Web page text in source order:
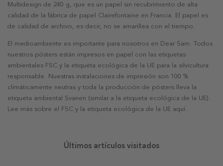
Multidesign de 240 g, que es un papel sin recubrimiento de alta
calidad de la fábrica de papel Clairefontaine en Francia. El papel es
de calidad de archivo, es decir, no se amarillea con el tiempo.
El medioambiente es importante para nosotros en Dear Sam. Todos
nuestros pósters están impresos en papel con las etiquetas
ambientales FSC y la etiqueta ecológica de la UE para la silvicultura
responsable. Nuestras instalaciones de impresión son 100 %
climáticamente neutras y toda la producción de pósters lleva la
etiqueta ambiental Svanen (similar a la etiqueta ecológica de la UE).
Lee más sobre el FSC y la etiqueta ecológica de la UE aquí.
Últimos artículos visitados